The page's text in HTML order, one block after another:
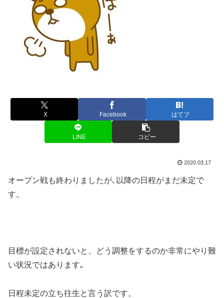
X Facebook はてブ
LINE コピー
2020.03.17
オープン戦も終わりましたが､以降の日程がまだ未定で
す。
目標が設定されないと、どう調整をするのか非常にやり難
い状況ではあります｡
日程未定の立ち往生と言う訳です。